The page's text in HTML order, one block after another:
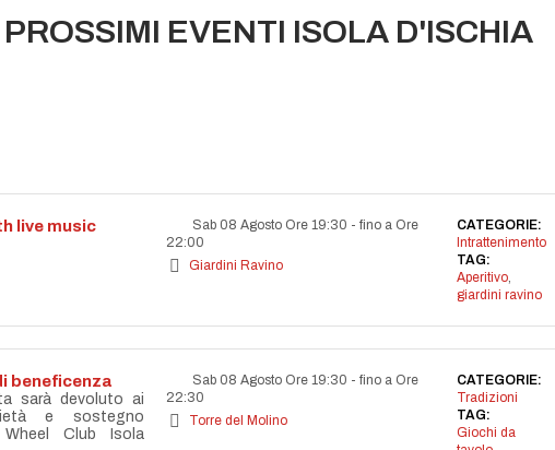
PROSSIMI EVENTI ISOLA D'ISCHIA
live music Sab 08 Agosto Ore 19:30 - fino a Ore
22:00
Giardini Ravino
CATEGORIE:
Intrattenimento
TAG:
Aperitivo,
giardini ravino
beneficenza
sarà devoluto ai
e sostegno
Club Isola
Sab 08 Agosto Ore 19:30 - fino a Ore
22:30
Torre del Molino
CATEGORIE:
Tradizioni
TAG:
Giochi da